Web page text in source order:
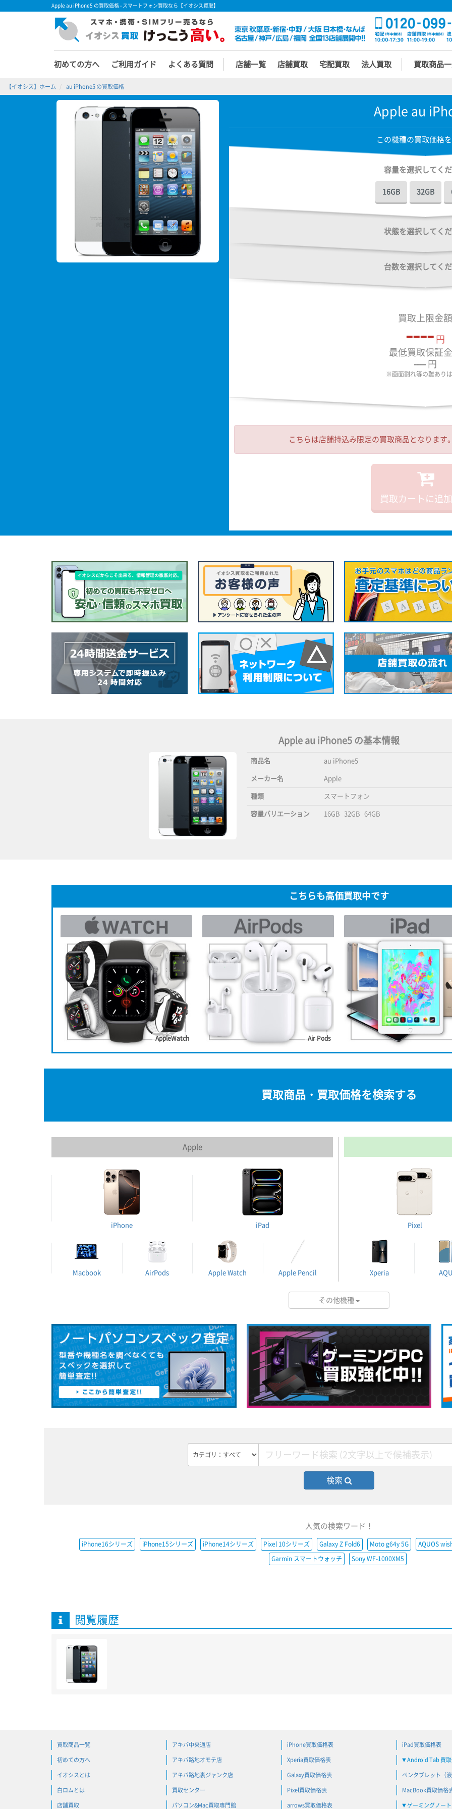
Apple au iPhone5 の買取価格 - スマートフォン買取なら【イオシス買取】
初めての方へ ご利用ガイド よくある質問 店舗一覧 店舗買取 宅配買取 法人買取 買取商品
【イオシス】ホーム au iPhone5 の買取価格
Apple au
この機種の買取価格
容量を選択してく
16GB 32GB
状態を選択してく
台数を選択してく
買取上限金額
---- 円
最低買取保証
---- 円
※画面割れ等の難あり
こちらは店舗持込み限定の買取商品となります
買取カートに追
Apple au iPhone5 の基本情報
商品名 au iPhone5
メーカー名 Apple
種類 スマートフォン
容量バリエーション 16GB 32GB 64GB
こちらも高価買取中です
AppleWatch Air Pods
買取商品・買取価格を検索する
Apple
iPhone iPad
Macbook AirPods Apple Watch Apple Pencil
Pixel
Xperia
その他機種
検索
人気の検索ワード！
iPhone16シリーズ iPhone15シリーズ iPhone14シリーズ Pixel 10シリーズ Galaxy Z Fold6 Moto g64y 5G AQUOS
Garmin スマートウォッチ Sony WF-1000XM5
閲覧履歴
買取商品一覧
初めての方へ
イオシスとは
白ロムとは
店舗買取
アキバ中央通店
アキバ路地オモテ店
アキバ路地裏ジャンク店
買取センター
パソコン&Mac買取専門館
iPhone買取価格表
Xperia買取価格表
Galaxy買取価格表
Pixel買取価格表
arrows買取価格表
iPad買取価格表
▼ Android Tab 買取
ペンタブレット（
MacBook買取価格
▼ ゲーミングノー